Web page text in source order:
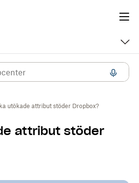
utökade attribut stöder Dropbox?
attribut stöder